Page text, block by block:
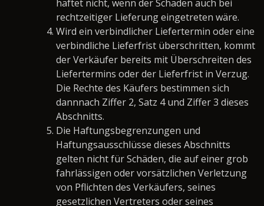
haftet nicht, wenn der Schaden auch bei
rechtzeitiger Lieferung eingetreten wäre.
Wird ein verbindlicher Liefertermin oder eine
verbindliche Lieferfrist überschritten, kommt
der Verkäufer bereits mit Überschreiten des
Liefertermins oder der Lieferfrist in Verzug.
Die Rechte des Käufers bestimmen sich
dannnach Ziffer 2, Satz 4 und Ziffer 3 dieses
Abschnitts.
Die Haftungsbegrenzungen und
Haftungsausschlüsse dieses Abschnitts
gelten nicht für Schäden, die auf einer grob
fahrlässigen oder vorsätzlichen Verletzung
von Pflichten des Verkäufers, seines
gesetzlichen Vertreters oder seines